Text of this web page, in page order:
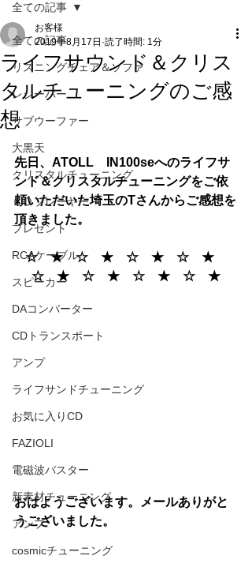
全ての記事
リスニングチェア＆ソファ
レシーバー
サブウーファー
大黒天
クリスタルチューニング
ＣＤプレーヤー
プレゼント
RCAケーブル
スピーカー
DAコンバーター
CDトランスポート
アンプ
ライフサンドチューニング
お気に入りCD
FAZIOLI
電磁波バスター
新素材チューニング
アンプ
cosmicチューニング
全ての記事
ライフサウンド＆クリス
タルチューニングのご感
想
お客様
2019年8月17日 読了時間: 1分
先日、ATOLL　IN100seへのライフサ
ンド＆クリスタルチューニングをご依
頼いただいた埼玉のTさんからご感想を
頂きました。
☆　★　☆　★　☆　★　☆　★
☆　★　☆　★　☆　★　☆　★
おはようございます。メールありがと
うございました。